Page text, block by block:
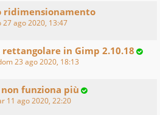
ridimensionamento
27 ago 2020, 13:47
in Gimp 2.10.18
23 ago 2020, 18:13
funziona più
11 ago 2020, 22:20